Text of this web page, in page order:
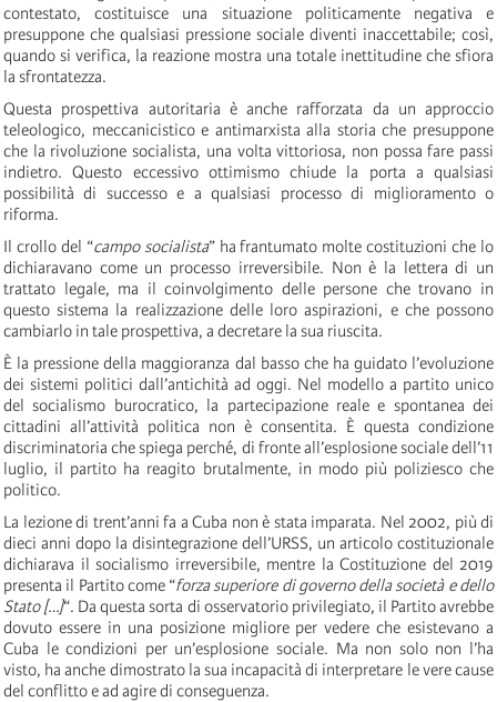
contestato, costituisce una situazione politicamente negativa e
presuppone che qualsiasi pressione sociale diventi inaccettabile; così,
quando si verifica, la reazione mostra una totale inettitudine che sfiora
la sfrontatezza.
Questa prospettiva autoritaria è anche rafforzata da un approccio
teleologico, meccanicistico e antimarxista alla storia che presuppone
che la rivoluzione socialista, una volta vittoriosa, non possa fare passi
indietro. Questo eccessivo ottimismo chiude la porta a qualsiasi
possibilità di successo e a qualsiasi processo di miglioramento o
riforma.
Il crollo del “campo socialista” ha frantumato molte costituzioni che lo
dichiaravano come un processo irreversibile. Non è la lettera di un
trattato legale, ma il coinvolgimento delle persone che trovano in
questo sistema la realizzazione delle loro aspirazioni, e che possono
cambiarlo in tale prospettiva, a decretare la sua riuscita.
È la pressione della maggioranza dal basso che ha guidato l’evoluzione
dei sistemi politici dall’antichità ad oggi. Nel modello a partito unico
del socialismo burocratico, la partecipazione reale e spontanea dei
cittadini all’attività politica non è consentita. È questa condizione
discriminatoria che spiega perché, di fronte all’esplosione sociale dell’11
luglio, il partito ha reagito brutalmente, in modo più poliziesco che
politico.
La lezione di trent’anni fa a Cuba non è stata imparata. Nel 2002, più di
dieci anni dopo la disintegrazione dell’URSS, un articolo costituzionale
dichiarava il socialismo irreversibile, mentre la Costituzione del 2019
presenta il Partito come “forza superiore di governo della società e dello
Stato […]“. Da questa sorta di osservatorio privilegiato, il Partito avrebbe
dovuto essere in una posizione migliore per vedere che esistevano a
Cuba le condizioni per un’esplosione sociale. Ma non solo non l’ha
visto, ha anche dimostrato la sua incapacità di interpretare le vere cause
del conflitto e ad agire di conseguenza.